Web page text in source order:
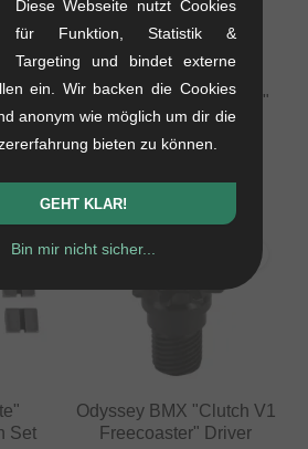
Demolition "Rotator V4"
Driver
0.1 kg
Set
Odyssey BMX "Clutch V1
Freecoaster" Driver
Diese Webseite nutzt Cookies
für Funktion, Statistik &
Targeting und bindet externe
ein. Wir backen die Cookies
anonym wie möglich um dir die
bieten zu können.
GEHT KLAR!
Bin mir nicht sicher...